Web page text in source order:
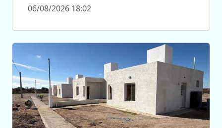
06/08/2026 18:02